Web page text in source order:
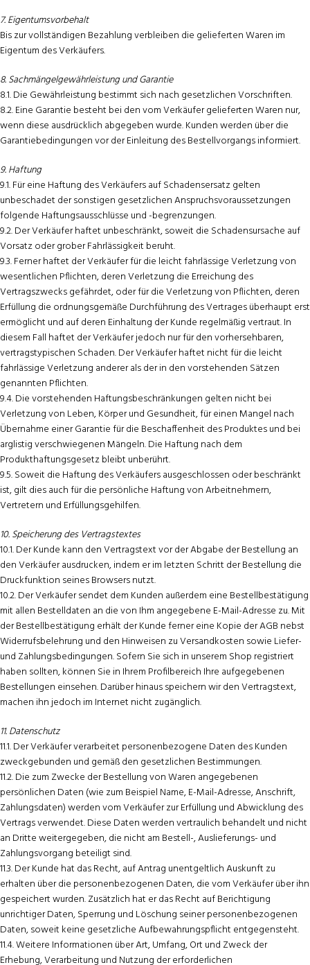
7. Eigentumsvorbehalt
Bis zur vollständigen Bezahlung verbleiben die gelieferten Waren im
Eigentum des Verkäufers.
8. Sachmängelgewährleistung und Garantie
8.1. Die Gewährleistung bestimmt sich nach gesetzlichen Vorschriften.
8.2. Eine Garantie besteht bei den vom Verkäufer gelieferten Waren nur,
wenn diese ausdrücklich abgegeben wurde. Kunden werden über die
Garantiebedingungen vor der Einleitung des Bestellvorgangs informiert.
9. Haftung
9.1. Für eine Haftung des Verkäufers auf Schadensersatz gelten
unbeschadet der sonstigen gesetzlichen Anspruchsvoraussetzungen
folgende Haftungsausschlüsse und -begrenzungen.
9.2. Der Verkäufer haftet unbeschränkt, soweit die Schadensursache auf
Vorsatz oder grober Fahrlässigkeit beruht.
9.3. Ferner haftet der Verkäufer für die leicht fahrlässige Verletzung von
wesentlichen Pflichten, deren Verletzung die Erreichung des
Vertragszwecks gefährdet, oder für die Verletzung von Pflichten, deren
Erfüllung die ordnungsgemäße Durchführung des Vertrages überhaupt erst
ermöglicht und auf deren Einhaltung der Kunde regelmäßig vertraut. In
diesem Fall haftet der Verkäufer jedoch nur für den vorhersehbaren,
vertragstypischen Schaden. Der Verkäufer haftet nicht für die leicht
fahrlässige Verletzung anderer als der in den vorstehenden Sätzen
genannten Pflichten.
9.4. Die vorstehenden Haftungsbeschränkungen gelten nicht bei
Verletzung von Leben, Körper und Gesundheit, für einen Mangel nach
Übernahme einer Garantie für die Beschaffenheit des Produktes und bei
arglistig verschwiegenen Mängeln. Die Haftung nach dem
Produkthaftungsgesetz bleibt unberührt.
9.5. Soweit die Haftung des Verkäufers ausgeschlossen oder beschränkt
ist, gilt dies auch für die persönliche Haftung von Arbeitnehmern,
Vertretern und Erfüllungsgehilfen.
10. Speicherung des Vertragstextes
10.1. Der Kunde kann den Vertragstext vor der Abgabe der Bestellung an
den Verkäufer ausdrucken, indem er im letzten Schritt der Bestellung die
Druckfunktion seines Browsers nutzt.
10.2. Der Verkäufer sendet dem Kunden außerdem eine Bestellbestätigung
mit allen Bestelldaten an die von Ihm angegebene E-Mail-Adresse zu. Mit
der Bestellbestätigung erhält der Kunde ferner eine Kopie der AGB nebst
Widerrufsbelehrung und den Hinweisen zu Versandkosten sowie Liefer-
und Zahlungsbedingungen. Sofern Sie sich in unserem Shop registriert
haben sollten, können Sie in Ihrem Profilbereich Ihre aufgegebenen
Bestellungen einsehen. Darüber hinaus speichern wir den Vertragstext,
machen ihn jedoch im Internet nicht zugänglich.
11. Datenschutz
11.1. Der Verkäufer verarbeitet personenbezogene Daten des Kunden
zweckgebunden und gemäß den gesetzlichen Bestimmungen.
11.2. Die zum Zwecke der Bestellung von Waren angegebenen
persönlichen Daten (wie zum Beispiel Name, E-Mail-Adresse, Anschrift,
Zahlungsdaten) werden vom Verkäufer zur Erfüllung und Abwicklung des
Vertrags verwendet. Diese Daten werden vertraulich behandelt und nicht
an Dritte weitergegeben, die nicht am Bestell-, Auslieferungs- und
Zahlungsvorgang beteiligt sind.
11.3. Der Kunde hat das Recht, auf Antrag unentgeltlich Auskunft zu
erhalten über die personenbezogenen Daten, die vom Verkäufer über ihn
gespeichert wurden. Zusätzlich hat er das Recht auf Berichtigung
unrichtiger Daten, Sperrung und Löschung seiner personenbezogenen
Daten, soweit keine gesetzliche Aufbewahrungspflicht entgegensteht.
11.4. Weitere Informationen über Art, Umfang, Ort und Zweck der
Erhebung, Verarbeitung und Nutzung der erforderlichen